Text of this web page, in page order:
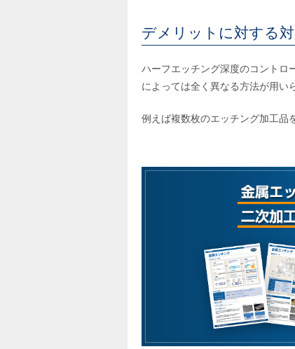
デメリットに対する
ハーフエッチング深度のコントロ
によっては全く異なる方法が用い
例えば複数枚のエッチング加工品